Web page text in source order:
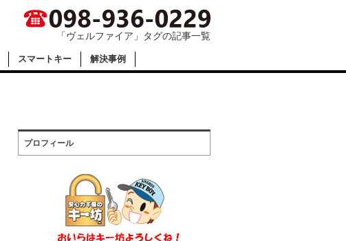
「ヴェルファイア」タグの記事一覧
スマートキー 解決事例
プロフィール